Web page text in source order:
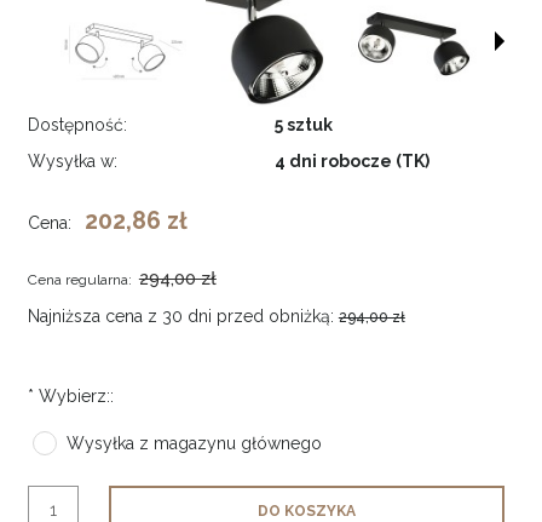
Dostępność:
5 sztuk
Wysyłka w:
4 dni robocze (TK)
Cena: 202,86 zł
Cena regularna: 294,00 zł
Najniższa cena z 30 dni przed obniżką:294,00 zł
* Wybierz::
Wysyłka z magazynu głównego
DO KOSZYKA